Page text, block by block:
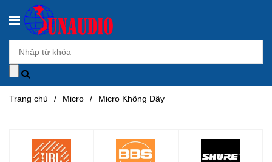
Trang chủ / Micro / Micro Không Dây